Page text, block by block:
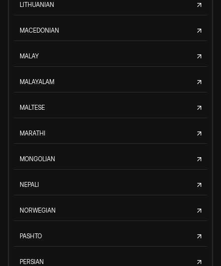
LITHUANIAN
MACEDONIAN
MALAY
MALAYALAM
MALTESE
MARATHI
MONGOLIAN
NEPALI
NORWEGIAN
PASHTO
PERSIAN